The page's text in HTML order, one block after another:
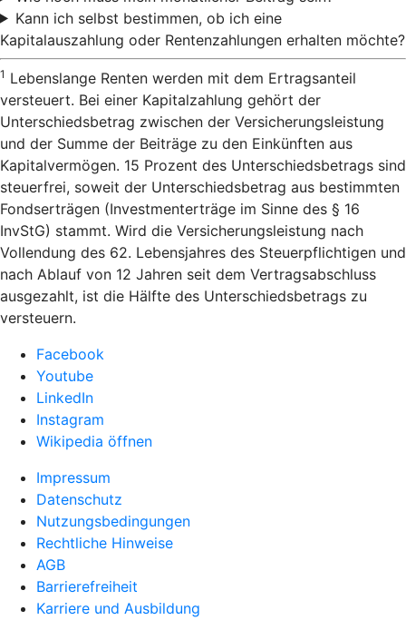
Kann ich selbst bestimmen, ob ich eine
Kapitalauszahlung oder Rentenzahlungen erhalten möchte?
1 Lebenslange Renten werden mit dem Ertragsanteil
versteuert. Bei einer Kapitalzahlung gehört der
Unterschiedsbetrag zwischen der Versicherungsleistung
und der Summe der Beiträge zu den Einkünften aus
Kapitalvermögen. 15 Prozent des Unterschiedsbetrags sind
steuerfrei, soweit der Unterschiedsbetrag aus bestimmten
Fondserträgen (Investmenterträge im Sinne des § 16
InvStG) stammt. Wird die Versicherungsleistung nach
Vollendung des 62. Lebensjahres des Steuerpflichtigen und
nach Ablauf von 12 Jahren seit dem Vertragsabschluss
ausgezahlt, ist die Hälfte des Unterschiedsbetrags zu
versteuern.
Facebook
Youtube
LinkedIn
Instagram
Wikipedia öffnen
Impressum
Datenschutz
Nutzungsbedingungen
Rechtliche Hinweise
AGB
Barrierefreiheit
Karriere und Ausbildung